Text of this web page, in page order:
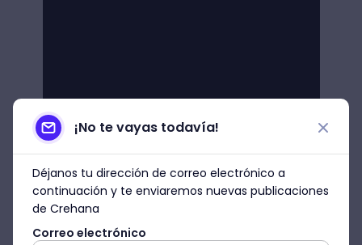
¡No te vayas todavía!
Déjanos tu dirección de correo electrónico a
continuación y te enviaremos nuevas publicaciones
de Crehana
Correo electrónico